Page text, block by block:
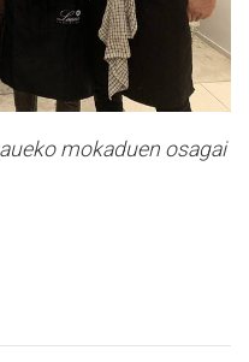
mokaduen osagai